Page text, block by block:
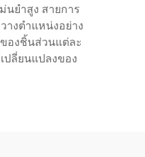
ยำสูง สายการ
งตำแหน่งอย่าง
องชิ้นส่วนแต่ละ
ปลี่ยนแปลงของ